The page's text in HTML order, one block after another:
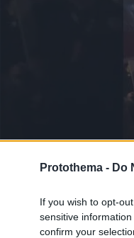
Protothema - Do
If you wish to opt-
sensitive
confirm your